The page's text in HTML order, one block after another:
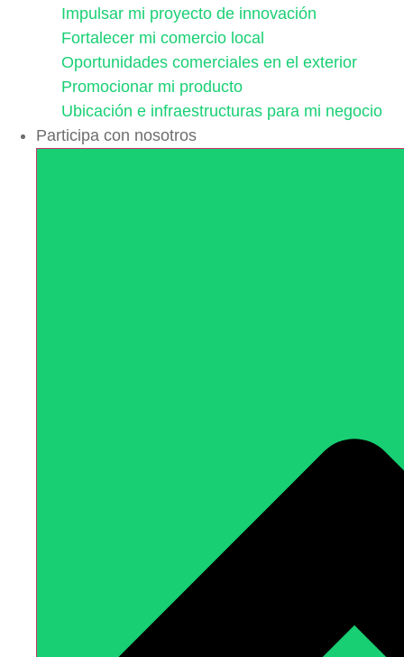
Impulsar mi proyecto de innovación
Fortalecer mi comercio local
Oportunidades comerciales en el exterior
Promocionar mi producto
Ubicación e infraestructuras para mi negocio
Participa con nosotros